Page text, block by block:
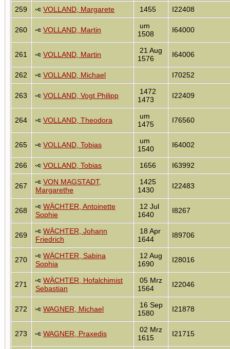
259 VOLLAND, Margarete 1455 I22408
260 VOLLAND, Martin
um
1508
I64000
261 VOLLAND, Martin
21 Aug
1576
I64006
262 VOLLAND, Michael I70252
263 VOLLAND, Vogt Philipp
1472
1473
I22409
264 VOLLAND, Theodora
um
1475
I76560
265 VOLLAND, Tobias
um
1540
I64002
266 VOLLAND, Tobias 1656 I63992
267
VON MAGSTADT,
Margarethe
1425
1430
I22483
268
WÄCHTER, Antoinette
Sophie
12 Jul
1640
I8267
269
WÄCHTER, Johann
Friedrich
18 Apr
1644
I89706
270
WÄCHTER, Sabina
Sophia
12 Aug
1690
I28016
271
WÄCHTER, Hofalchimist
Sebastian
05 Mrz
1564
I22046
272 WAGNER, Michael
16 Sep
1580
I21878
273 WAGNER, Praxedis
02 Mrz
1615
I21715